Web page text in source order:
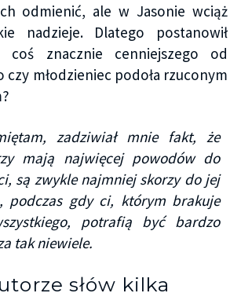
odmienić, ale w Jasonie wciąż
nadzieje. Dlatego postanowił
coś znacznie cenniejszego od
czy młodzieniec podoła rzuconym
zadziwiał mnie fakt, że
mają najwięcej powodów do
są zwykle najmniej skorzy do jej
podczas gdy ci, którym brakuje
potrafią być bardzo
tak niewiele.
słów kilka